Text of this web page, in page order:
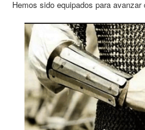
Hemos sido equipados para